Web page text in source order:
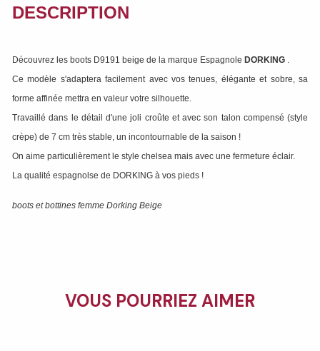
DESCRIPTION
Découvrez les boots D9191 beige de la marque Espagnole DORKING .
Ce modèle s'adaptera facilement avec vos tenues, élégante et sobre, sa
forme affinée mettra en valeur votre silhouette.
Travaillé dans le détail d'une joli croûte et avec son talon compensé (style
crèpe) de 7 cm très stable, un incontournable de la saison !
On aime particulièrement le style chelsea mais avec une fermeture éclair.
La qualité espagnolse de DORKING à vos pieds !
boots et bottines femme Dorking Beige
VOUS POURRIEZ AIMER